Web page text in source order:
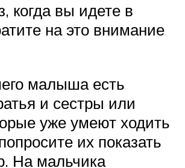
когда вы идете в
на это внимание
малыша есть
и сестры или
уже умеют ходить
их показать
На мальчика